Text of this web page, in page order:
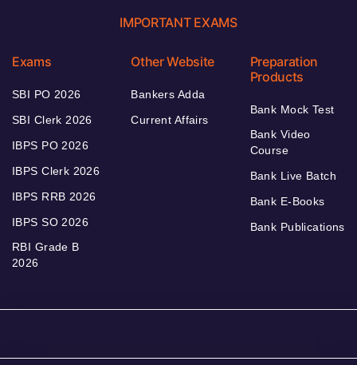
IMPORTANT EXAMS
Exams
SBI PO 2026
SBI Clerk 2026
IBPS PO 2026
IBPS Clerk 2026
IBPS RRB 2026
IBPS SO 2026
RBI Grade B
2026
Other Website
Bankers Adda
Current Affairs
Preparation
Products
Bank Mock Test
Bank Video
Course
Bank Live Batch
Bank E-Books
Bank Publications